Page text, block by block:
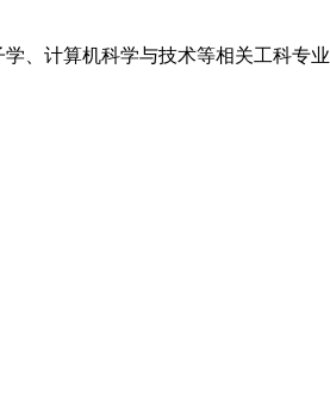
、计算机科学与技术等相关工科专业